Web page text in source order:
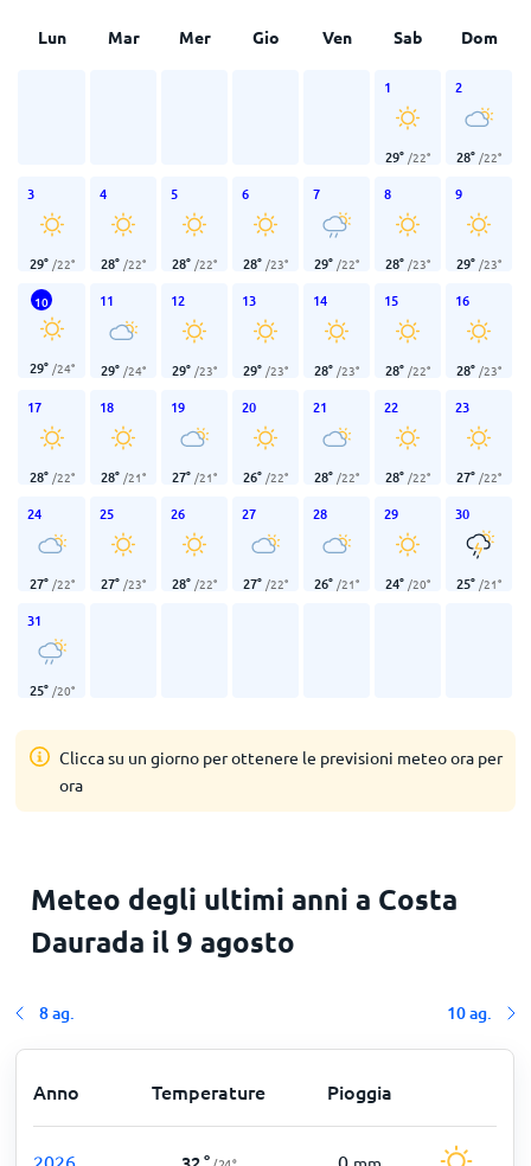
Lun Mar Mer Gio Ven Sab Dom
1
29° /22°
2
28° /22°
3
29° /22°
4
28° /22°
5
28° /22°
6
28° /23°
7
29° /22°
8
28° /23°
9
29° /23°
10
29° /24°
11
29° /24°
12
29° /23°
13
29° /23°
14
28° /23°
15
28° /22°
16
28° /23°
17
28° /22°
18
28° /21°
19
27° /21°
20
26° /22°
21
28° /22°
22
28° /22°
23
27° /22°
24
27° /22°
25
27° /23°
26
28° /22°
27
27° /22°
28
26° /21°
29
24° /20°
30
25° /21°
31
25° /20°
Clicca su un giorno per ottenere le previsioni meteo ora per
ora
Meteo degli ultimi anni a Costa
Daurada il 9 agosto
8 ag. 10 ag.
Anno Temperature Pioggia
2026 0